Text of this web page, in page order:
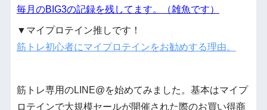
毎月のBIG3の記録を残してます。（雑魚です）
▼マイプロテイン推しです！
筋トレ初心者にマイプロテインをお勧めする理由。
筋トレ専用のLINE@を始めてみました。基本はマイプ
ロテインで大規模セールが開催された際のお買い得商